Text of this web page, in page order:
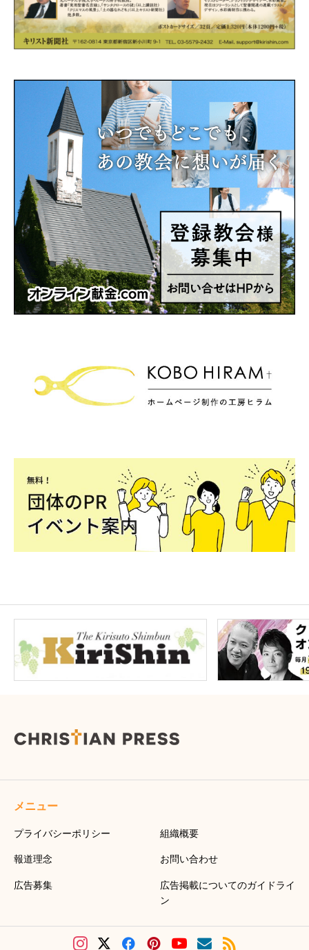
メニュー
プライバシーポリシー 組織概要
報道理念 お問い合わせ
広告募集
広告掲載についてのガイドライ
ン